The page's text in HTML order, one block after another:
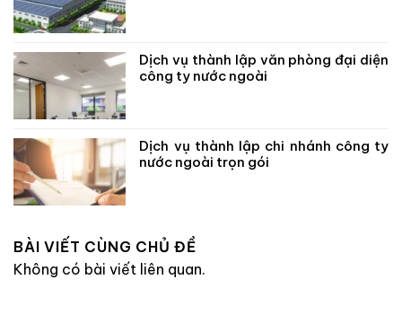
Dịch vụ thành lập văn phòng đại diện
công ty nước ngoài
Dịch vụ thành lập chi nhánh công ty
nước ngoài trọn gói
BÀI VIẾT CÙNG CHỦ ĐỀ
Không có bài viết liên quan.